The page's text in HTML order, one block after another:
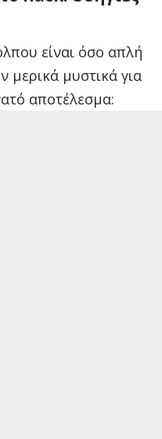
είναι όσο απλή
μερικά μυστικά για
αποτέλεσμα: